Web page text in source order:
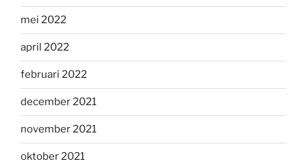
mei 2022
april 2022
februari 2022
december 2021
november 2021
oktober 2021